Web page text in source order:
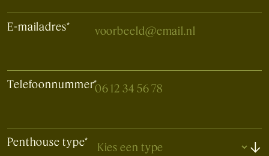
E-mailadres*
Telefoonnummer*
Penthouse type* ↓